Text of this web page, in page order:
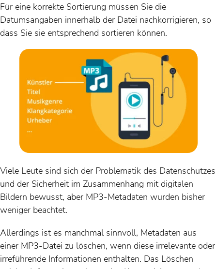
Für eine korrekte Sortierung müssen Sie die
Datumsangaben innerhalb der Datei nachkorrigieren, so
dass Sie sie entsprechend sortieren können.
Viele Leute sind sich der Problematik des Datenschutzes
und der Sicherheit im Zusammenhang mit digitalen
Bildern bewusst, aber MP3-Metadaten wurden bisher
weniger beachtet.
Allerdings ist es manchmal sinnvoll, Metadaten aus
einer MP3-Datei zu löschen, wenn diese irrelevante oder
irreführende Informationen enthalten. Das Löschen